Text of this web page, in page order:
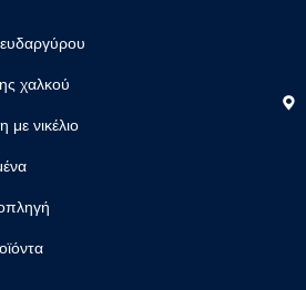
χαλκού
με νικέλιο